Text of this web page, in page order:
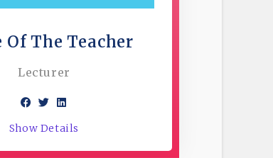
Of The Teacher
Lecturer
Show Details